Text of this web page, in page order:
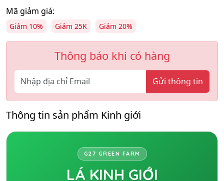
Mã giảm giá:
Giảm 10% Giảm 25K Giảm 20%
Thông báo khi có hàng
Gửi thông tin
Thông tin sản phẩm Kinh giới
G27 GREEN FARM
LÁ KINH GIỚI